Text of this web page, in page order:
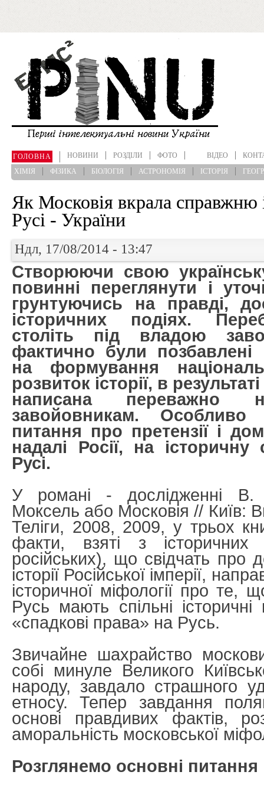
Перейти до основного матеріалу
ГОЛОВНА НОВИНИ
РОЗДІЛИ
ХІМІЯ
ФІЗИКА БІОЛОГІЯ АСТРОНОМІЯ ІСТОРІЯ
ФОТО ВІДЕО
Як Московія вкрала справжню
Русі - України
Ндл, 17/08/2014 - 13:47
Створюючи свою
повинні переглянути і
грунтуючись на правді,
історичних подіях.
століть під владою
фактично були позбавлені
на формування
розвиток історії, в
написана
завойовникам.
питання про претензії і
надалі Росії, на історичну
Русі.
У романі - дослідженні В.
Моксель або Московія // Київ:
Теліги, 2008, 2009, у трьох
факти, взяті з
російських), що свідчать про
історії Російської імперії,
історичної міфології про те,
Русь мають спільні
«спадкові права» на Русь.
Звичайне шахрайство
собі минуле Великого
народу, завдало страшного
етносу. Тепер завдання
основі правдивих фактів,
аморальність московської
Розглянемо основні питання